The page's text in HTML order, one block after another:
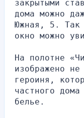
закрытыми
дома можно
Южная, 5. Так
окно можно
На полотне
изображено
героиня,
частного дома
белье.